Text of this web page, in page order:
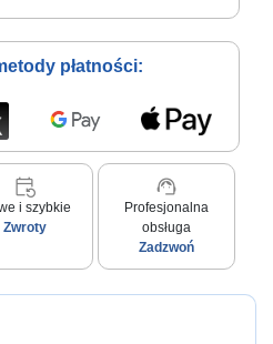
płatności:
event_repeat
i szybkie
Zwroty
support_agent
Profesjonalna
obsługa
Zadzwoń